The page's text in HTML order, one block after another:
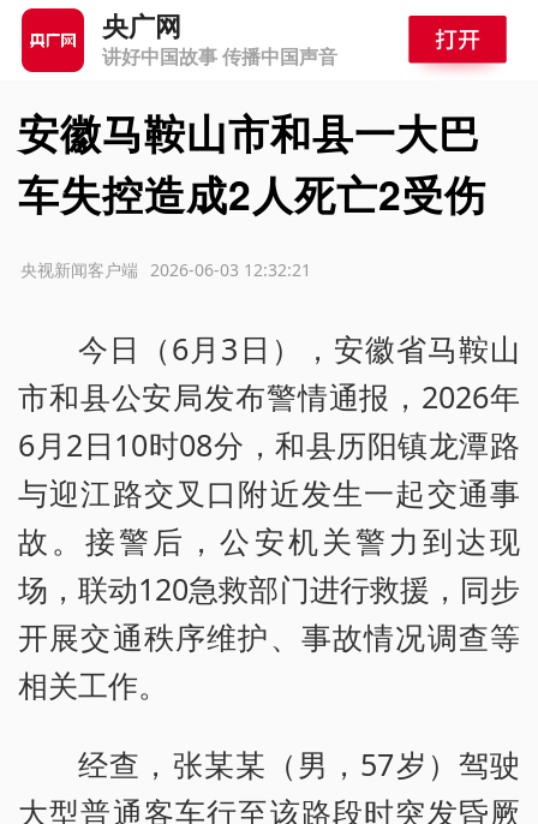
央广网
讲好中国故事 传播中国声音
安徽马鞍山市和县一大巴
车失控造成2人死亡2受伤
2026-06-03 12:32:21
央视新闻客户端
今日（6月3日），安徽省马鞍山
市和县公安局发布警情通报，2026年
6月2日10时08分，和县历阳镇龙潭路
与迎江路交叉口附近发生一起交通事
故。接警后，公安机关警力到达现
场，联动120急救部门进行救援，同步
开展交通秩序维护、事故情况调查等
相关工作。
经查，张某某（男，57岁）驾驶
大型普通客车行至该路段时突发昏厥